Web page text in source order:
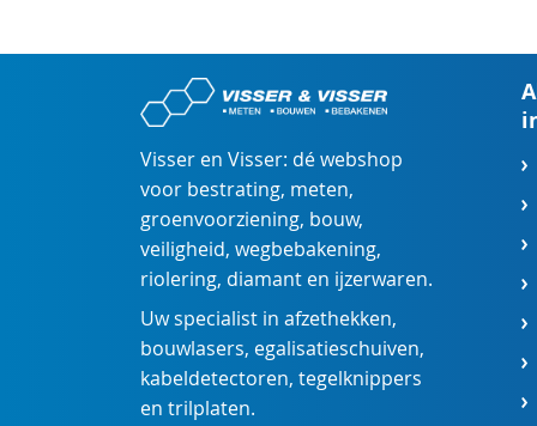
Visser en Visser: dé webshop
voor bestrating, meten,
groenvoorziening, bouw,
veiligheid, wegbebakening,
riolering, diamant en ijzerwaren.
Uw specialist in afzethekken,
bouwlasers, egalisatieschuiven,
kabeldetectoren, tegelknippers
en trilplaten.